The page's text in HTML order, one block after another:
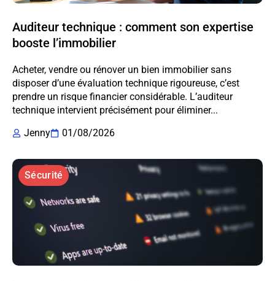
Auditeur technique : comment son expertise
booste l’immobilier
Acheter, vendre ou rénover un bien immobilier sans
disposer d’une évaluation technique rigoureuse, c’est
prendre un risque financier considérable. L’auditeur
technique intervient précisément pour éliminer...
Jenny
01/08/2026
Sécurité